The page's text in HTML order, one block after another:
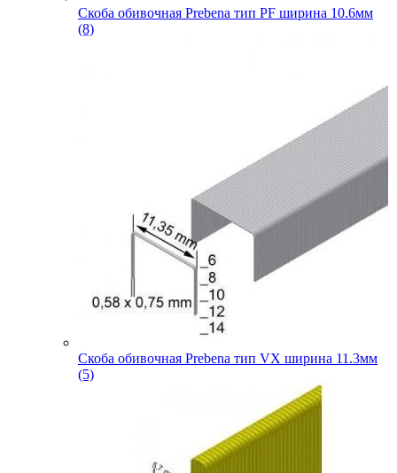
Скоба обивочная Prebena тип PF ширина 10.6мм
(8)
Скоба обивочная Prebena тип VX ширина 11.3мм
(5)